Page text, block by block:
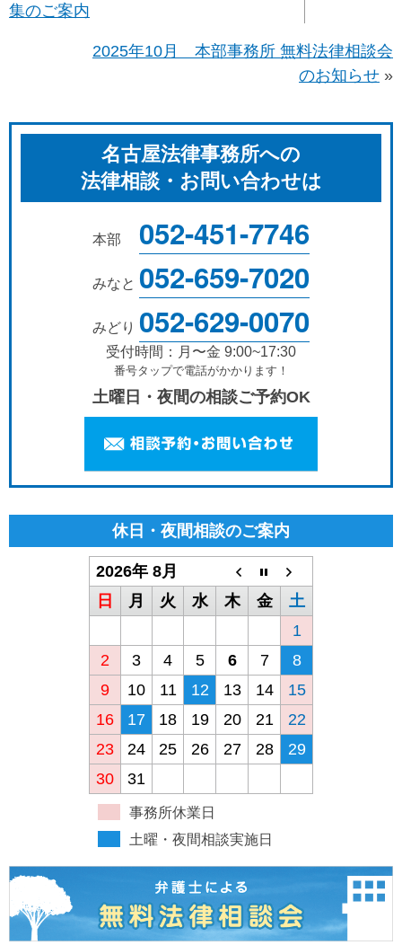
集のご案内
2025年10月 本部事務所 無料法律相談会
のお知らせ »
名古屋法律事務所への
法律相談・お問い合わせは
本部 052-451-7746
みなと 052-659-7020
みどり 052-629-0070
受付時間：月〜金 9:00~17:30
番号タップで電話がかかります！
土曜日・夜間の相談ご予約OK
休日・夜間相談のご案内
2026年 8月
日
月 火 水 木 金
土
1
2
3 4 5 6 7
8
9
10 11 12 13 14
15
16
17 18 19 20 21
22
23
24 25 26 27 28
29
30
31
事務所休業日
土曜・夜間相談実施日